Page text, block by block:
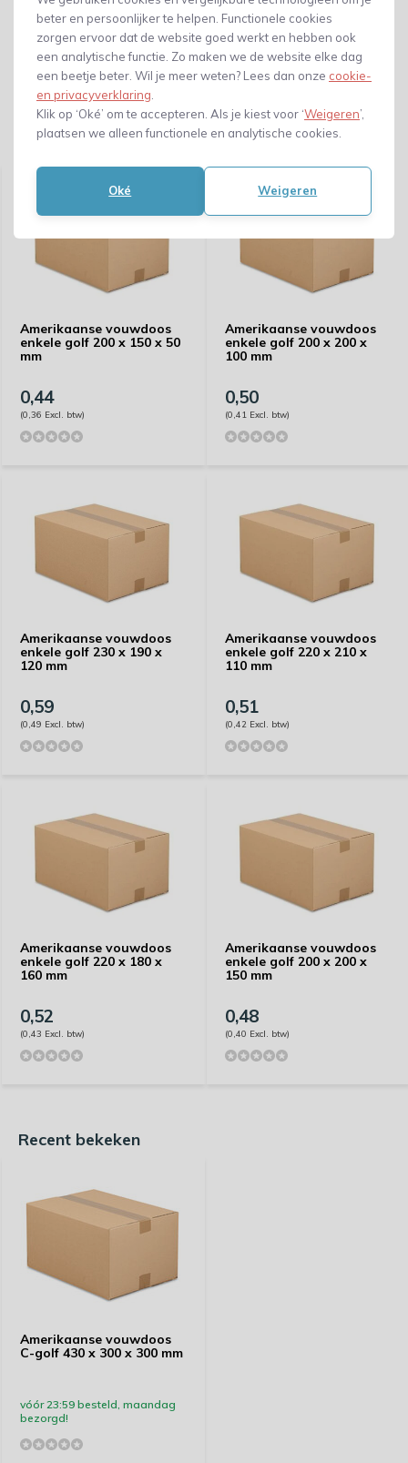
beter en persoonlijker te helpen. Functionele cookies
zorgen ervoor dat de website goed werkt en hebben ook
een analytische functie. Zo maken we de website elke dag
een beetje beter. Wil je meer weten? Lees dan onze cookie-
en privacyverklaring
Klik op ‘Oké’ om te accepteren. Als je kiest voor ‘Weigeren’,
plaatsen we alleen functionele en analytische cookies.
Oké Weigeren
Gerelateerde producten
Amerikaanse vouwdoos
enkele golf 200 x 150 x 50
mm
0,44
(0,36 Excl. btw)
Amerikaanse vouwdoos
enkele golf 200 x 200 x
100 mm
0,50
(0,41 Excl. btw)
Amerikaanse vouwdoos
enkele golf 230 x 190 x
120 mm
0,59
(0,49 Excl. btw)
Amerikaanse vouwdoos
enkele golf 220 x 210 x
110 mm
0,51
(0,42 Excl. btw)
Amerikaanse vouwdoos
enkele golf 220 x 180 x
160 mm
0,52
(0,43 Excl. btw)
Amerikaanse vouwdoos
enkele golf 200 x 200 x
150 mm
0,48
(0,40 Excl. btw)
Recent bekeken
Amerikaanse vouwdoos
C-golf 430 x 300 x 300 mm
vóór 23:59 besteld, maandag
bezorgd!